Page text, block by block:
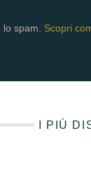
spam. Scopri
I PIÙ